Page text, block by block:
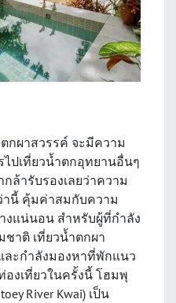
กผาสวรรค์ จะมีความ
ไปเที่ยวน้ำตกอุทยานอื่นๆ
ล้ารับรองเลยว่าความ
านี้ คุ้มค่าสมกับความ
งแน่นอน สำหรับผู้ที่กำลัง
ชาติ เที่ยวน้ำตกผา
ะกำลังมองหาที่พักแนว
งเที่ยวในครั้งนี้ โฮมพุ
River Kwai) เป็น